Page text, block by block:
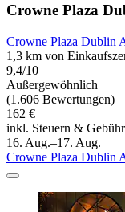
Crowne Plaza
Crowne Plaza Dublin
1,3 km von
9,4/10
Außergewöhnlich
(1.606 Bewertungen)
162 €
inkl. Steuern &
16. Aug.–17. Aug.
Crowne Plaza Dublin